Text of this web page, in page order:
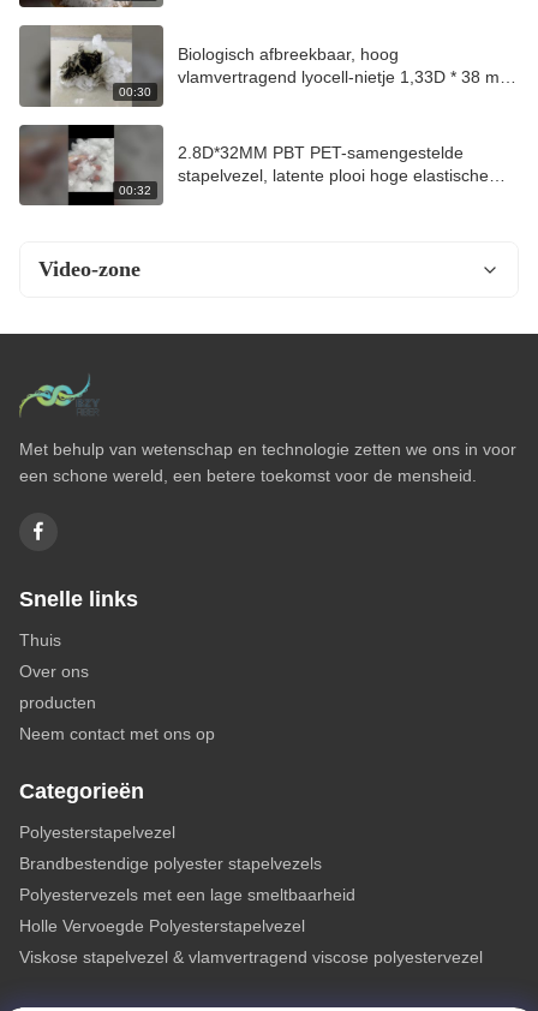
00:30
Biologisch afbreekbaar, hoog
vlamvertragend lyocell-nietje 1,33D * 38 mm,
00:32
2.8D*32MM PBT PET-samengestelde
stapelvezel, latente plooi hoge elastische
Video-zone
Video-thuis
Alle video's
Stevige polyester stapelvezel
Holle polyestervezels
Gekleurde PSV
Stapelvezel van polypropyleen
Viscosestapelvezel
ES Polyester stapelvezels PE-PP
Vlamvertragend acryl
Polyesterstapelvezel
Met behulp van wetenschap en technologie zetten we ons in voor
een schone wereld, een betere toekomst voor de mensheid.
Snelle links
Thuis
Over ons
producten
Neem contact met ons op
Categorieën
Polyesterstapelvezel
Brandbestendige polyester stapelvezels
Polyestervezels met een lage smeltbaarheid
Holle Vervoegde Polyesterstapelvezel
Viskose stapelvezel & vlamvertragend viscose polyestervezel